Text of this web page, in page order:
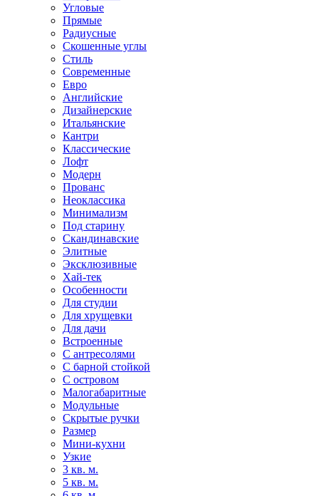
Угловые
Прямые
Радиусные
Скошенные углы
Стиль
Современные
Евро
Английские
Дизайнерские
Итальянские
Кантри
Классические
Лофт
Модерн
Прованс
Неоклассика
Минимализм
Под старину
Скандинавские
Элитные
Эксклюзивные
Хай-тек
Особенности
Для студии
Для хрущевки
Для дачи
Встроенные
С антресолями
С барной стойкой
С островом
Малогабаритные
Модульные
Скрытые ручки
Размер
Мини-кухни
Узкие
3 кв. м.
5 кв. м.